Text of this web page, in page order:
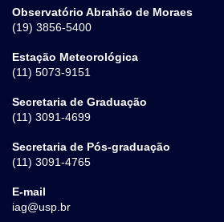
Observatório Abrahão de Moraes
(19) 3856-5400
Estação Meteorológica
(11) 5073-9151
Secretaria de Graduação
(11) 3091-4699
Secretaria de Pós-graduação
(11) 3091-4765
E-mail
iag@usp.br